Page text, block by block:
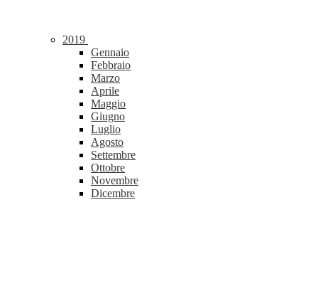
2019
Gennaio
Febbraio
Marzo
Aprile
Maggio
Giugno
Luglio
Agosto
Settembre
Ottobre
Novembre
Dicembre